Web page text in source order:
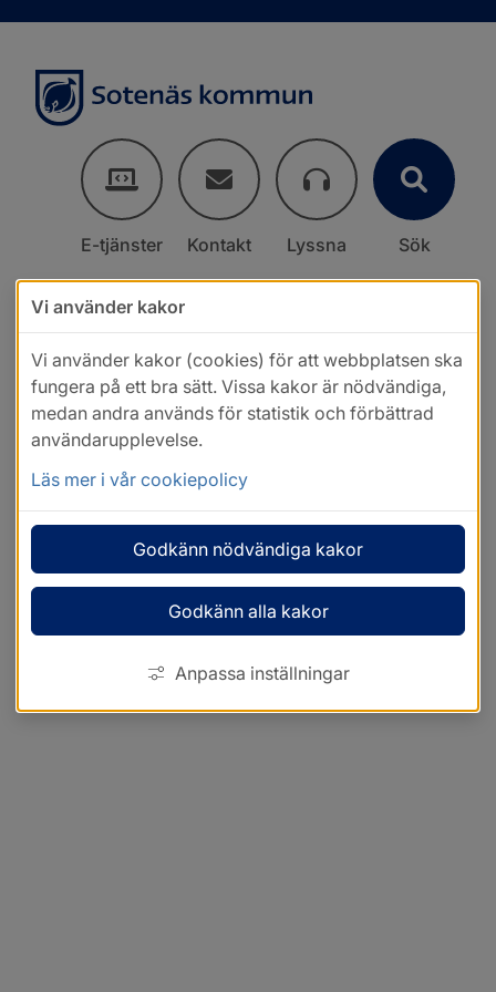
E-tjänster Kontakt Lyssna Sök
Vi använder kakor
Vi använder kakor (cookies) för att webbplatsen ska
fungera på ett bra sätt. Vissa kakor är nödvändiga,
medan andra används för statistik och förbättrad
användarupplevelse.
Läs mer i vår cookiepolicy
Godkänn nödvändiga kakor
Godkänn alla kakor
Anpassa inställningar